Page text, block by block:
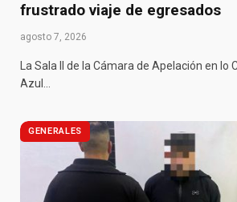
frustrado viaje de egresados
agosto 7, 2026
La Sala II de la Cámara de Apelación en lo
Azul…
GENERALES